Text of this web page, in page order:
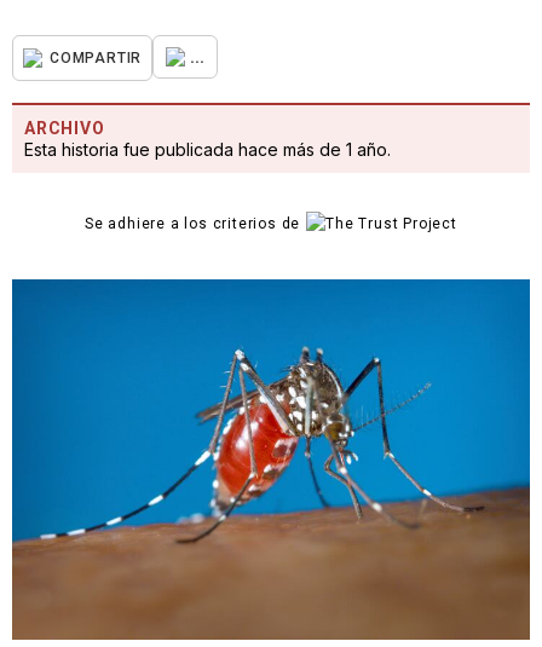
COMPARTIR ...
ARCHIVO
Esta historia fue publicada hace más de 1 año.
Se adhiere a los criterios de